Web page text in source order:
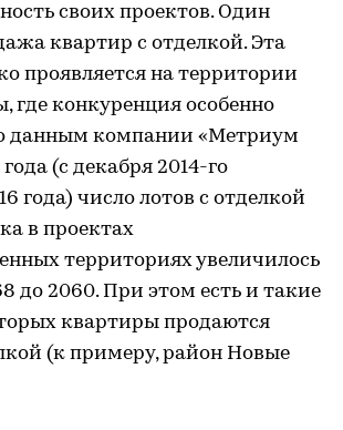
своих проектов. Один
квартир с отделкой. Эта
проявляется на территории
где конкуренция особенно
данным компании «Метриум
(с декабря 2014-го
года) число лотов с отделкой
в проектах
территориях увеличилось
до 2060. При этом есть и такие
квартиры продаются
(к примеру, район Новые